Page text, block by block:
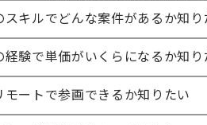
ります。
進めており、
に非常にマッチした環境です。
スキルでどんな案件があるか知り
経験で単価がいくらになるか知り
モートで参画できるか知りたい